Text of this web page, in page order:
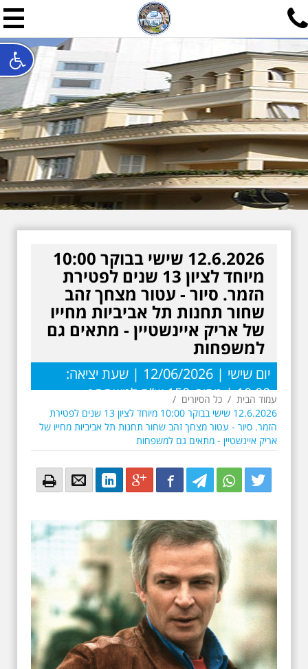
תל אביב שלי
תיור ישראלי בעריכת אילן
האתר המרכזי להיסטוריה של תל אביב ותולדות ארץ ישראל -
חייגו עכשיו:052-7747748
שלחו פנייה:ilan@mytelaviv.co.il
עברית
12.6.2026 שישי בבוקר 10:00
מיוחד לציון 13 שנים לפטירת
הזמר. סיור - עטור מצחך זהב
שחור תחנות תל אביביות מחייו
של אריק איינשטיין - מתאים גם
למשפחות
יום שישי | 12/06/2026 | שעת יציאה:
10:00 | מחיר: 150 ש”ח למשתתף
עמוד הבית / כל הסיורים /
12.6.2026 שישי בבוקר 10:00 מיוחד לציון 13 שנים לפטירת
הזמר. סיור - עטור מצחך זהב שחור תחנות תל אביביות מחייו של
אריק איינשטיין - מתאים גם למשפחות
Twitter
Twitter
Twitter
Facebook
Google+
LinkedIn
Email
Email